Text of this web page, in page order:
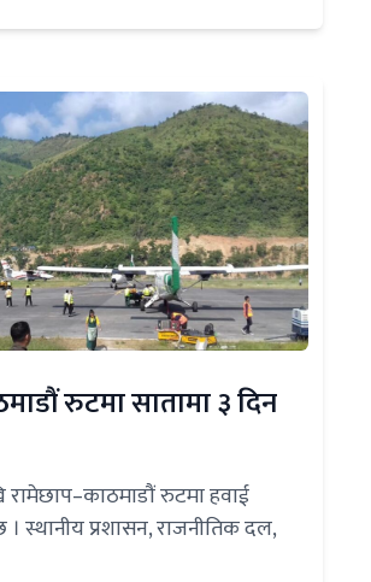
रुटमा सातामा ३ दिन
रुटमा हवाई
स्थानीय प्रशासन, राजनीतिक दल,